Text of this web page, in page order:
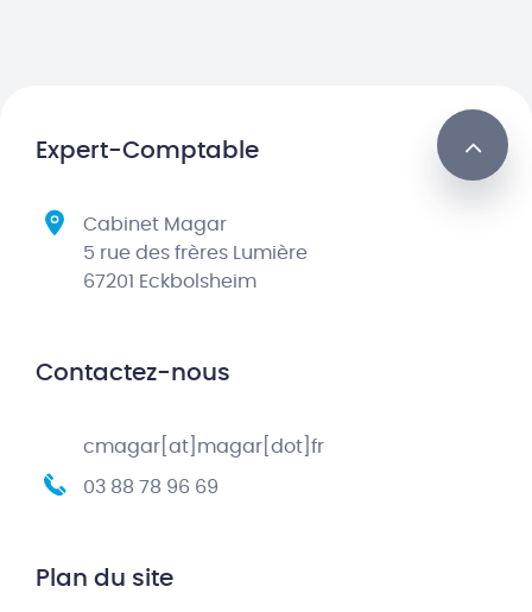
Expert-Comptable
Cabinet Magar
5 rue des frères Lumière
67201 Eckbolsheim
Contactez-nous
cmagar[at]magar[dot]fr
03 88 78 96 69
Plan du site